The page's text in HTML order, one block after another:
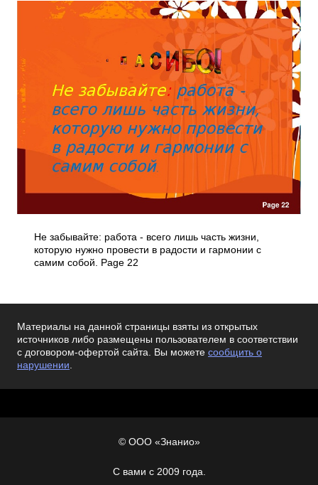
Не забывайте: работа - всего лишь часть жизни,
которую нужно провести в радости и гармонии с
самим собой. Page 22
Материалы на данной страницы взяты из открытых
источников либо размещены пользователем в соответствии
с договором-офертой сайта. Вы можете сообщить о
нарушении.
© ООО «Знанио»
С вами с 2009 года.